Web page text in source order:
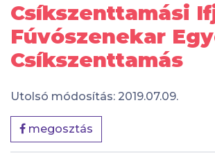
Csíkszenttamási
Fúvószenekar
Csíkszenttamás
Utolsó módosítás: 2019.07.09.
megosztás